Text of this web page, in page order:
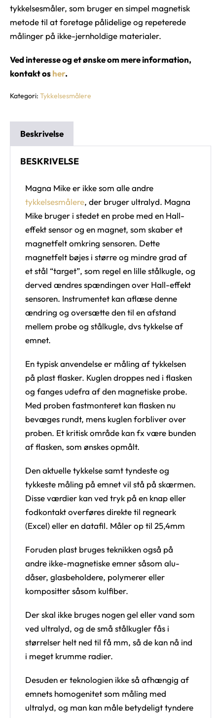
tykkelsesmåler, som bruger en simpel magnetisk
metode til at foretage pålidelige og repeterede
målinger på ikke-jernholdige materialer.
Ved interesse og et ønske om mere information,
kontakt osher.
Kategori: Tykkelsesmålere
Beskrivelse
BESKRIVELSE
Magna Mike er ikke som alle andre
tykkelsesmålere, der bruger ultralyd. Magna
Mike bruger i stedet en probe med en Hall-
effekt sensor og en magnet, som skaber et
magnetfelt omkring sensoren. Dette
magnetfelt bøjes i større og mindre grad af
et stål “target”, som regel en lille stålkugle, og
derved ændres spændingen over Hall-effekt
sensoren. Instrumentet kan aflæse denne
ændring og oversætte den til en afstand
mellem probe og stålkugle, dvs tykkelse af
emnet.
En typisk anvendelse er måling af tykkelsen
på plast flasker. Kuglen droppes ned i flasken
og fanges udefra af den magnetiske probe.
Med proben fastmonteret kan flasken nu
bevæges rundt, mens kuglen forbliver over
proben. Et kritisk område kan fx være bunden
af flasken, som ønskes opmålt.
Den aktuelle tykkelse samt tyndeste og
tykkeste måling på emnet vil stå på skærmen.
Disse værdier kan ved tryk på en knap eller
fodkontakt overføres direkte til regneark
(Excel) eller en datafil. Måler op til 25,4mm
Foruden plast bruges teknikken også på
andre ikke-magnetiske emner såsom alu-
dåser, glasbeholdere, polymerer eller
kompositter såsom kulfiber.
Der skal ikke bruges nogen gel eller vand som
ved ultralyd, og de små stålkugler fås i
størrelser helt ned til få mm, så de kan nå ind
i meget krumme radier.
Desuden er teknologien ikke så afhængig af
emnets homogenitet som måling med
ultralyd, og man kan måle betydeligt tyndere